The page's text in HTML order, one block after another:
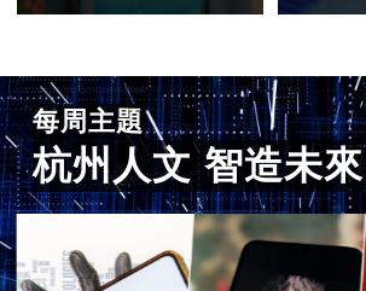
每周主題
杭州人文 智造未來